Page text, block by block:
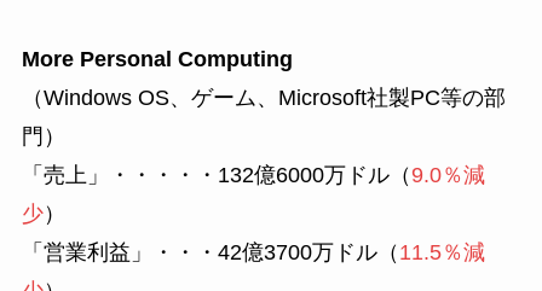
More Personal Computing
（Windows OS、ゲーム、Microsoft社製PC等の部
門）
「売上」・・・・・132億6000万ドル（ 9.0％減
少）
「営業利益」・・・42億3700万ドル（ 11.5％減